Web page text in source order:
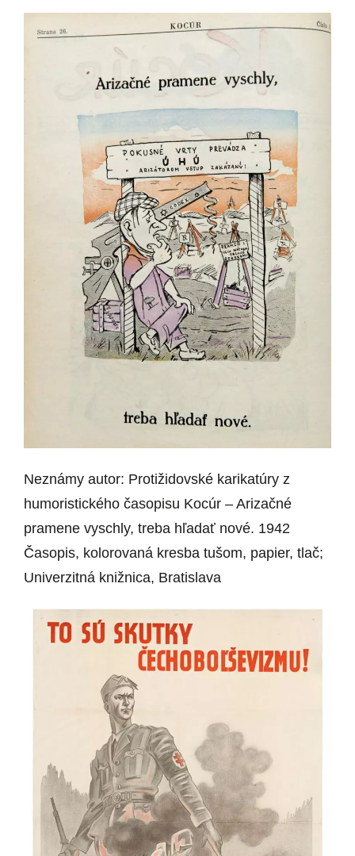
Neznámy autor: Protižidovské karikatúry z
humoristického časopisu Kocúr – Arizačné
pramene vyschly, treba hľadať nové. 1942
Časopis, kolorovaná kresba tušom, papier, tlač;
Univerzitná knižnica, Bratislava